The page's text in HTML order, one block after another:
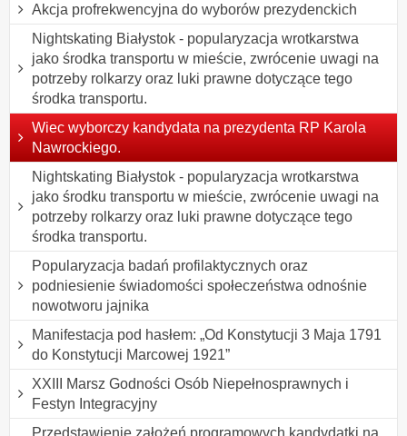
Akcja profrekwencyjna do wyborów prezydenckich
Nightskating Białystok - popularyzacja wrotkarstwa
jako środka transportu w mieście, zwrócenie uwagi na
potrzeby rolkarzy oraz luki prawne dotyczące tego
środka transportu.
Wiec wyborczy kandydata na prezydenta RP Karola
Nawrockiego.
Nightskating Białystok - popularyzacja wrotkarstwa
jako środku transportu w mieście, zwrócenie uwagi na
potrzeby rolkarzy oraz luki prawne dotyczące tego
środka transportu.
Popularyzacja badań profilaktycznych oraz
podniesienie świadomości społeczeństwa odnośnie
nowotworu jajnika
Manifestacja pod hasłem: „Od Konstytucji 3 Maja 1791
do Konstytucji Marcowej 1921”
XXIII Marsz Godności Osób Niepełnosprawnych i
Festyn Integracyjny
Przedstawienie założeń programowych kandydatki na